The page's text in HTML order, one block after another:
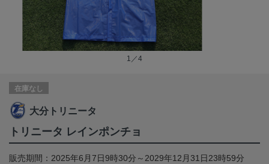
1／4
在庫なし
大分トリニータ
トリニータ レインポンチョ
販売期間：2025年6月7日9時30分～2029年12月31日23時59分